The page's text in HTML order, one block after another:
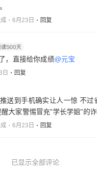
6月23日 回复
，直接给你成绩@元宝
日 回复
送到手机确实让人一惊 不过
大家警惕冒充"学长学姐"的
6月23日 回复
已显示全部评论